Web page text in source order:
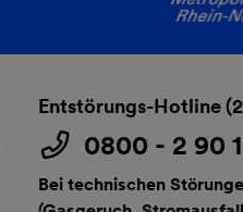
Entstörungs-Hotline
0800 - 2 90
Bei technischen